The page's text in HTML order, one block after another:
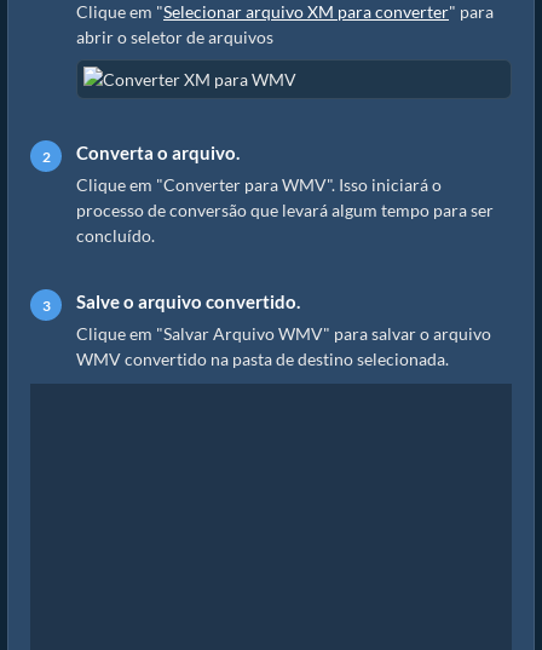
Clique em "Selecionar arquivo XM para converter" para
abrir o seletor de arquivos
Converta o arquivo.
Clique em "Converter para WMV". Isso iniciará o
processo de conversão que levará algum tempo para ser
concluído.
Salve o arquivo convertido.
Clique em "Salvar Arquivo WMV" para salvar o arquivo
WMV convertido na pasta de destino selecionada.